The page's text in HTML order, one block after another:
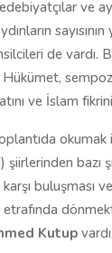
ve
de vardı.
ve İslam
okumak
bazı
buluşması
etrafında
Kutup